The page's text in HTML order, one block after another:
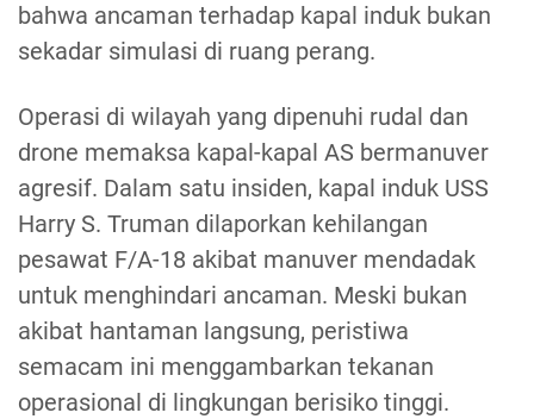
bahwa ancaman terhadap kapal induk bukan
sekadar simulasi di ruang perang.
Operasi di wilayah yang dipenuhi rudal dan
drone memaksa kapal-kapal AS bermanuver
agresif. Dalam satu insiden, kapal induk USS
Harry S. Truman dilaporkan kehilangan
pesawat F/A-18 akibat manuver mendadak
untuk menghindari ancaman. Meski bukan
akibat hantaman langsung, peristiwa
semacam ini menggambarkan tekanan
operasional di lingkungan berisiko tinggi.